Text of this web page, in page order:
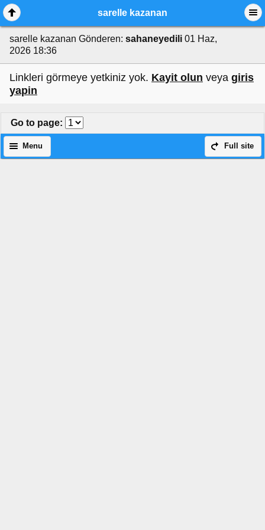
sarelle kazanan
sarelle kazanan Gönderen: sahaneyedili 01 Haz,
2026 18:36
Linkleri görmeye yetkiniz yok. Kayit olun veya giris
yapin
Go to page:
Full site
Menu